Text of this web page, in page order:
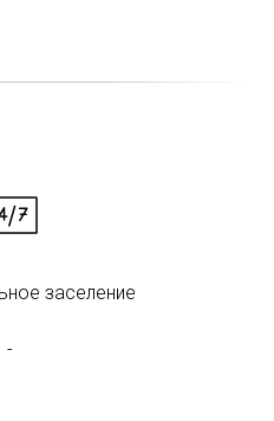
заселение
-